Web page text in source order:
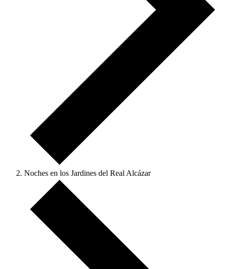
Noches en los Jardines del Real Alcázar